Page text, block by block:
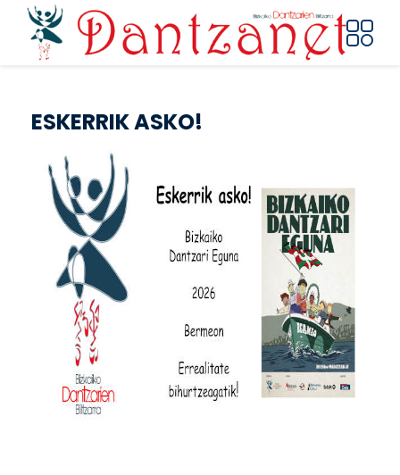
Pasar al contenido principal
ESKERRIK ASKO!